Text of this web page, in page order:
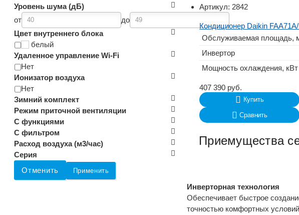
Уровень шума (дБ)
от
до
Цвет внутреннего блока
белый
Удаленное управление Wi-Fi
Нет
Ионизатор воздуха
Нет
Зимний комплект
Режим приточной вентиляции
С функциями
С фильтром
Расход воздуха (м3/час)
Серия
Отменить
Применить
Артикул: 2842
Кондиционер Daikin
Обслуживаемая площадь,
Инвертор
Мощность охлаждения, кВт
407 390 руб.
Купить
Сравнить
Приемущества
Инверторная технология
Обеспечивает быстрое
точностью комфортных